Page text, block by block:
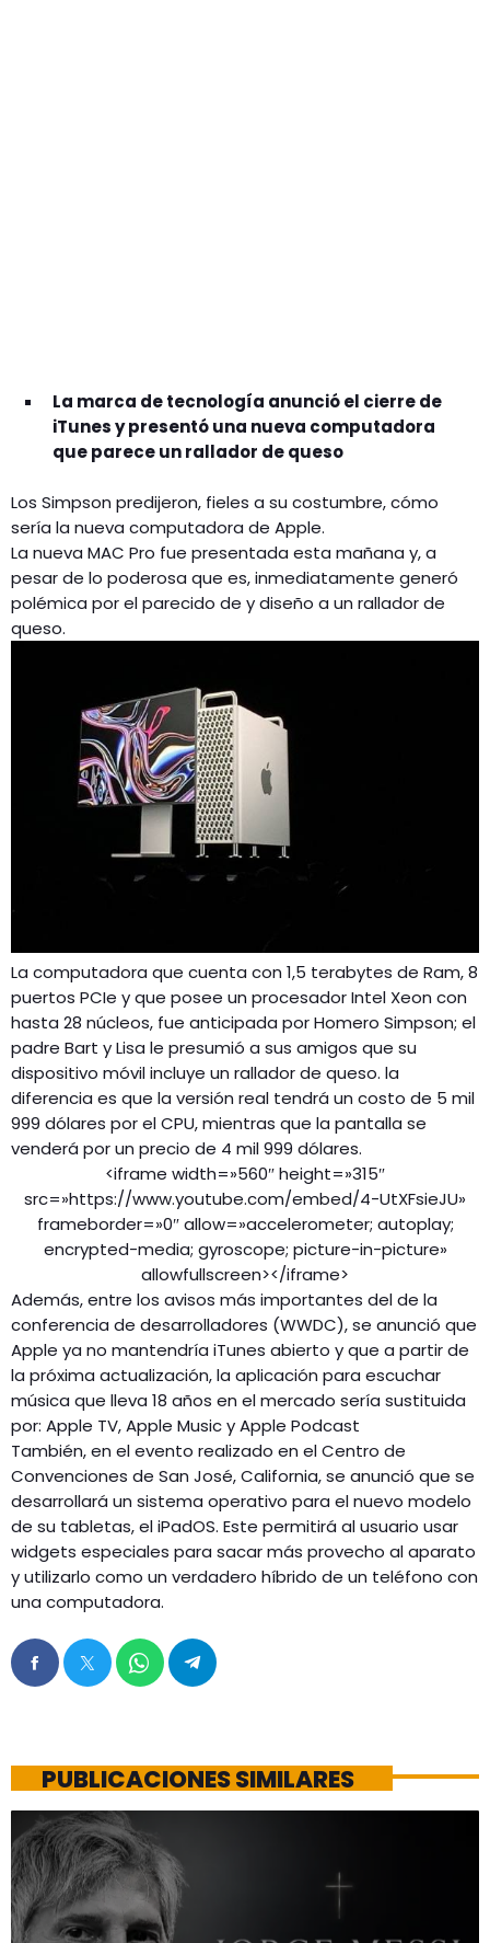
La marca de tecnología anunció el cierre de
iTunes y presentó una nueva computadora
que parece un rallador de queso
Los Simpson predijeron, fieles a su costumbre, cómo
sería la nueva computadora de Apple.
La nueva MAC Pro fue presentada esta mañana y, a
pesar de lo poderosa que es, inmediatamente generó
polémica por el parecido de y diseño a un rallador de
queso.
La computadora que cuenta con 1,5 terabytes de Ram, 8
puertos PCIe y que posee un procesador Intel Xeon con
hasta 28 núcleos, fue anticipada por Homero Simpson; el
padre Bart y Lisa le presumió a sus amigos que su
dispositivo móvil incluye un rallador de queso. la
diferencia es que la versión real tendrá un costo de 5 mil
999 dólares por el CPU, mientras que la pantalla se
venderá por un precio de 4 mil 999 dólares.
<iframe width=»560″ height=»315″
src=»https://www.youtube.com/embed/4-UtXFsieJU»
frameborder=»0″ allow=»accelerometer; autoplay;
encrypted-media; gyroscope; picture-in-picture»
allowfullscreen></iframe>
Además, entre los avisos más importantes del de la
conferencia de desarrolladores (WWDC), se anunció que
Apple ya no mantendría iTunes abierto y que a partir de
la próxima actualización, la aplicación para escuchar
música que lleva 18 años en el mercado sería sustituida
por: Apple TV, Apple Music y Apple Podcast
También, en el evento realizado en el Centro de
Convenciones de San José, California, se anunció que se
desarrollará un sistema operativo para el nuevo modelo
de su tabletas, el iPadOS. Este permitirá al usuario usar
widgets especiales para sacar más provecho al aparato
y utilizarlo como un verdadero híbrido de un teléfono con
una computadora.
PUBLICACIONES SIMILARES